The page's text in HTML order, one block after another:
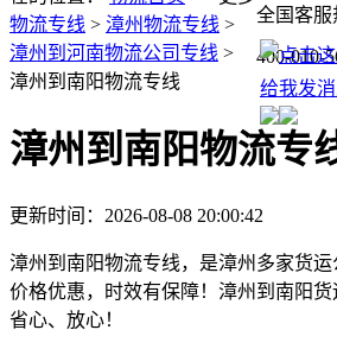
全国客服
400-010-
物流专线 > 漳州物流专线 >
漳州到河南物流公司专线 >
漳州到南阳物流专线
漳州到南阳物流专
更新时间：2026-08-08 20:00:42
漳州到南阳物流专线，是漳州多家货运
价格优惠，时效有保障！漳州到南阳
省心、放心！